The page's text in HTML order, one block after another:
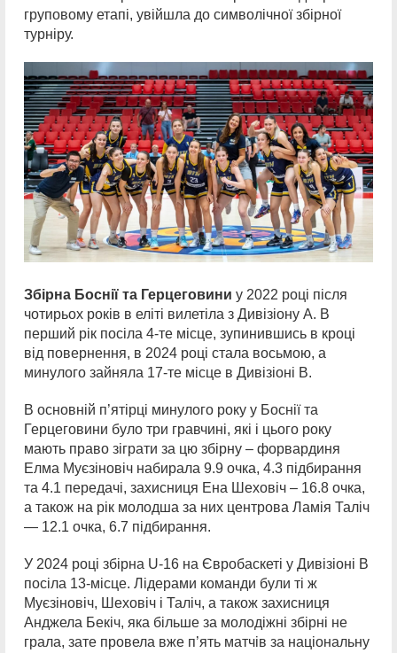
груповому етапі, увійшла до символічної збірної
турніру.
Збірна Боснії та Герцеговини у 2022 році після
чотирьох років в еліті вилетіла з Дивізіону А. В
перший рік посіла 4-те місце, зупинившись в кроці
від повернення, в 2024 році стала восьмою, а
минулого зайняла 17-те місце в Дивізіоні В.
В основній п’ятірці минулого року у Боснії та
Герцеговини було три гравчині, які і цього року
мають право зіграти за цю збірну – форвардиня
Елма Муєзіновіч набирала 9.9 очка, 4.3 підбирання
та 4.1 передачі, захисниця Ена Шеховіч – 16.8 очка,
а також на рік молодша за них центрова Ламія Таліч
— 12.1 очка, 6.7 підбирання.
У 2024 році збірна U-16 на Євробаскеті у Дивізіоні В
посіла 13-місце. Лідерами команди були ті ж
Муєзіновіч, Шеховіч і Таліч, а також захисниця
Анджела Бекіч, яка більше за молодіжні збірні не
грала, зате провела вже п’ять матчів за національну